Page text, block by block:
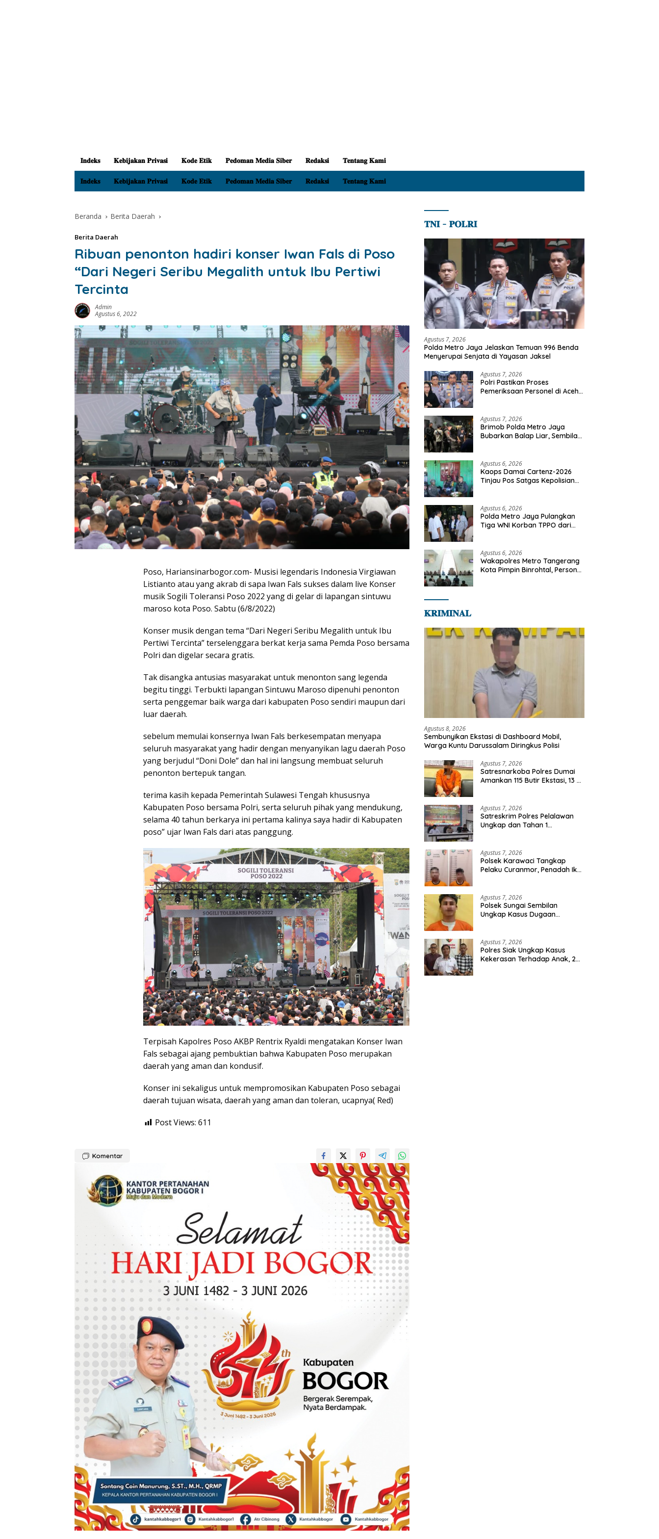
𝐈𝐧𝐝𝐞𝐤𝐬 𝐊𝐞𝐛𝐢𝐣𝐚𝐤𝐚𝐧 𝐏𝐫𝐢𝐯𝐚𝐬𝐢 𝐊𝐨𝐝𝐞 𝐄𝐭𝐢𝐤 𝐏𝐞𝐝𝐨𝐦𝐚𝐧 𝐌𝐞𝐝𝐢𝐚 𝐒𝐢𝐛𝐞𝐫 𝐑𝐞𝐝𝐚𝐤𝐬𝐢 𝐓𝐞𝐧𝐭𝐚𝐧𝐠 𝐊𝐚𝐦𝐢
𝐈𝐧𝐝𝐞𝐤𝐬 𝐊𝐞𝐛𝐢𝐣𝐚𝐤𝐚𝐧 𝐏𝐫𝐢𝐯𝐚𝐬𝐢 𝐊𝐨𝐝𝐞 𝐄𝐭𝐢𝐤 𝐏𝐞𝐝𝐨𝐦𝐚𝐧 𝐌𝐞𝐝𝐢𝐚 𝐒𝐢𝐛𝐞𝐫 𝐑𝐞𝐝𝐚𝐤𝐬𝐢 𝐓𝐞𝐧𝐭𝐚𝐧𝐠 𝐊𝐚𝐦𝐢
Beranda Berita Daerah
Berita Daerah
Ribuan penonton hadiri konser Iwan Fals di Poso
“Dari Negeri Seribu Megalith untuk Ibu Pertiwi
Tercinta
Admin
Agustus 6, 2022
Poso, Hariansinarbogor.com- Musisi legendaris Indonesia Virgiawan
Listianto atau yang akrab di sapa Iwan Fals sukses dalam live Konser
musik Sogili Toleransi Poso 2022 yang di gelar di lapangan sintuwu
maroso kota Poso. Sabtu (6/8/2022)
Konser musik dengan tema “Dari Negeri Seribu Megalith untuk Ibu
Pertiwi Tercinta” terselenggara berkat kerja sama Pemda Poso bersama
Polri dan digelar secara gratis.
Tak disangka antusias masyarakat untuk menonton sang legenda
begitu tinggi. Terbukti lapangan Sintuwu Maroso dipenuhi penonton
serta penggemar baik warga dari kabupaten Poso sendiri maupun dari
luar daerah.
sebelum memulai konsernya Iwan Fals berkesempatan menyapa
seluruh masyarakat yang hadir dengan menyanyikan lagu daerah Poso
yang berjudul “Doni Dole” dan hal ini langsung membuat seluruh
penonton bertepuk tangan.
terima kasih kepada Pemerintah Sulawesi Tengah khususnya
Kabupaten Poso bersama Polri, serta seluruh pihak yang mendukung,
selama 40 tahun berkarya ini pertama kalinya saya hadir di Kabupaten
poso” ujar Iwan Fals dari atas panggung.
Terpisah Kapolres Poso AKBP Rentrix Ryaldi mengatakan Konser Iwan
Fals sebagai ajang pembuktian bahwa Kabupaten Poso merupakan
daerah yang aman dan kondusif.
Konser ini sekaligus untuk mempromosikan Kabupaten Poso sebagai
daerah tujuan wisata, daerah yang aman dan toleran, ucapnya( Red)
Post Views: 611
Komentar
𝐓𝐍𝐈 – 𝐏𝐎𝐋𝐑𝐈
Agustus 7, 2026
Polda Metro Jaya Jelaskan Temuan 996 Benda
Menyerupai Senjata di Yayasan Jaksel
Agustus 7, 2026
Polri Pastikan Proses
Pemeriksaan Personel di Aceh
Agustus 7, 2026
Brimob Polda Metro Jaya
Bubarkan Balap Liar, Sembilan
Agustus 6, 2026
Kaops Damai Cartenz-2026
Tinjau Pos Satgas Kepolisian
Bersama Masyarakat
Agustus 6, 2026
Polda Metro Jaya Pulangkan
Tiga WNI Korban TPPO dari
Agustus 6, 2026
Wakapolres Metro Tangerang
Kota Pimpin Binrohtal, Personel
𝐊𝐑𝐈𝐌𝐈𝐍𝐀𝐋
Agustus 8, 2026
Sembunyikan Ekstasi di Dashboard Mobil,
Warga Kuntu Darussalam Diringkus Polisi
Agustus 7, 2026
Satresnarkoba Polres Dumai
Amankan 115 Butir Ekstasi, 13 Pil
Agustus 7, 2026
Satreskrim Polres Pelalawan
Ungkap dan Tahan 1
Agustus 7, 2026
Polsek Karawaci Tangkap
Pelaku Curanmor, Penadah Ikut
Agustus 7, 2026
Polsek Sungai Sembilan
Ungkap Kasus Dugaan
Berhasil Diamankan
Agustus 7, 2026
Polres Siak Ungkap Kasus
Kekerasan Terhadap Anak, 2